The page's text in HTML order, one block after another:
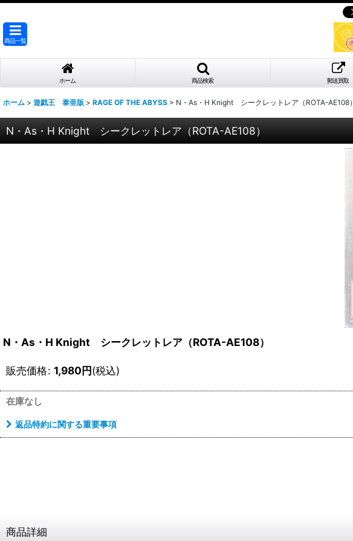
商品一覧
ホーム 商品検索 郵送買取
ホーム > 遊戯王 泰亜版 > RAGE OF THE ABYSS > N・As・H Knight シークレットレア（ROTA-AE108）
N・As・H Knight シークレットレア（ROTA-AE108）
N・As・H Knight シークレットレア（ROTA-AE108）
販売価格: 1,980円(税込)
在庫なし
返品特約に関する重要事項
商品詳細